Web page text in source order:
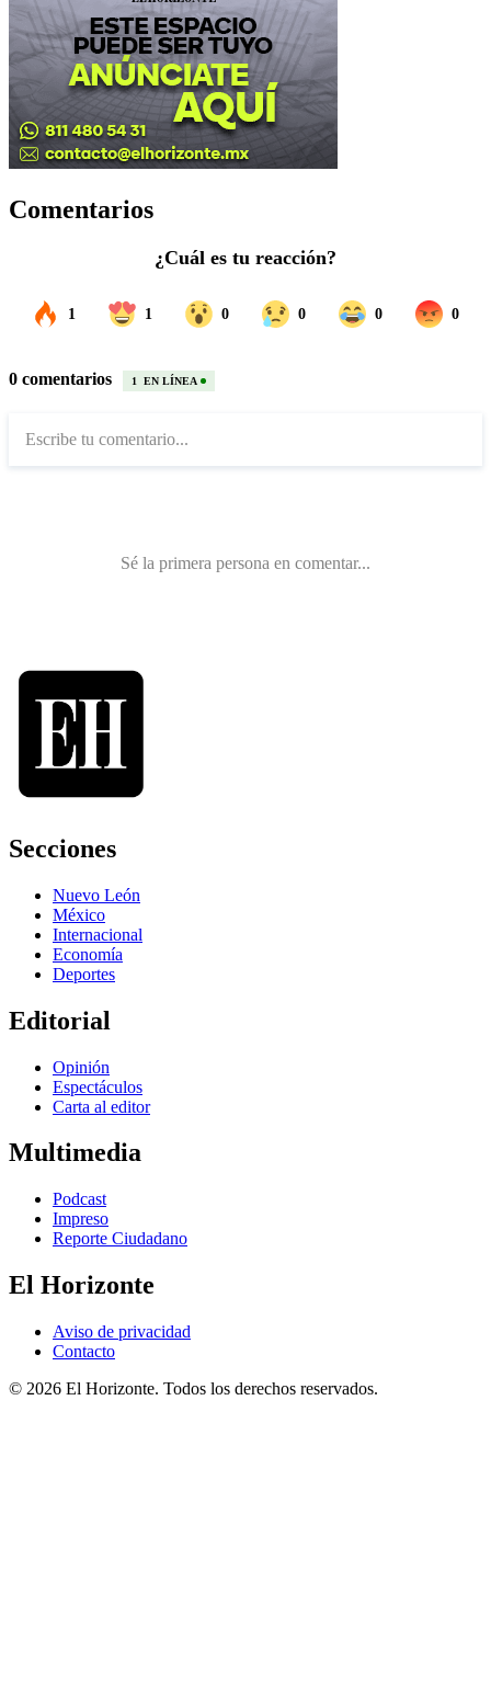
Comentarios
Secciones
Nuevo León
México
Internacional
Economía
Deportes
Editorial
Opinión
Espectáculos
Carta al editor
Multimedia
Podcast
Impreso
Reporte Ciudadano
El Horizonte
Aviso de privacidad
Contacto
© 2026 El Horizonte. Todos los derechos reservados.